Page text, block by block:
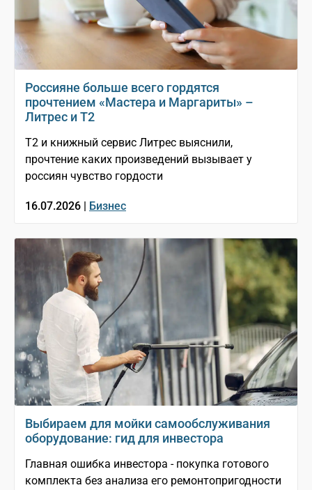
Россияне больше всего гордятся
прочтением «Мастера и Маргариты» –
Литрес и T2
T2 и книжный сервис Литрес выяснили,
прочтение каких произведений вызывает у
россиян чувство гордости
16.07.2026 | Бизнес
Выбираем для мойки самообслуживания
оборудование: гид для инвестора
Главная ошибка инвестора - покупка готового
комплекта без анализа его ремонтопригодности